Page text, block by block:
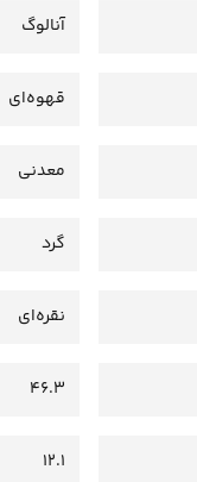
آنالوگ
قهوه‌ای
معدنی
گرد
نقره‌ای
46.3
12.1